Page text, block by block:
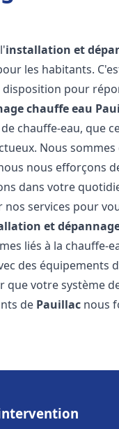
installation et
les habitants.
pour
chauffe eau
chauffe-eau, que
Nous
nous efforçons
dans votre
services pour
et
liés à la chauffe-
des équipements
que votre système
de Pauillac nous